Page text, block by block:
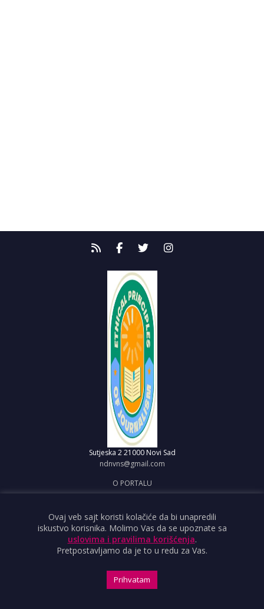
Sutjeska 2 21000 Novi Sad
ndnvns@gmail.com
O PORTALU
OBJAVI VEST
USLOVI KORIŠĆENJA
Ovaj veb sajt koristi kolačiće da bi unapredili
iskustvo korisnika. Molimo Vas da se upoznate sa
uslovima i pravilima korišćenja.
Pretpostavljamo da je to u redu za Vas.
Prihvatam